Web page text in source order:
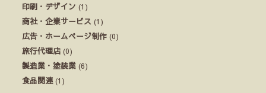
印刷・デザイン (1)
商社・企業サービス (1)
広告・ホームページ制作 (0)
旅行代理店 (0)
製造業・塗装業 (6)
食品関連 (1)